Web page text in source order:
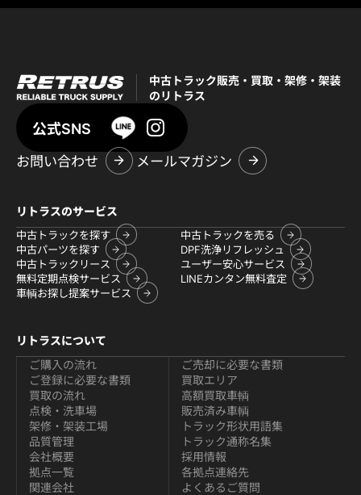
中古トラック販売・買取・架修・架装
のリトラス
公式SNS
お問い合わせ
メールマガジン
リトラスのサービス
中古トラックを探す
中古トラックを売る
中古パーツを探す
DPF洗浄リフレッシュ
中古トラックリース
ユーザー安心サービス
無料定期点検サービス
LINEカンタン無料査定
車輌お探し提案サービス
リトラスについて
ご購入の流れ
ご登録に必要な書類
買取の流れ
ご売却に必要な書類
買取エリア
高額買取車輌
点検・洗車場
架修・架装工場
品質管理
販売済み車輌
トラック形状用語集
トラック通称名集
会社概要
拠点一覧
関連会社
採用情報
各拠点連絡先
よくあるご質問